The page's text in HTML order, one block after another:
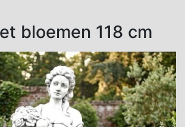
bloemen 118 cm